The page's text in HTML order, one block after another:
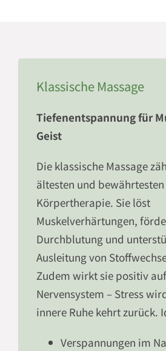
Klassische Massage
Tiefenentspannung für
Geist
Die klassische Massage
ältesten und
Körpertherapie. Sie löst
Muskelverhärtungen,
Durchblutung und
Ausleitung von
Zudem wirkt sie positiv
Nervensystem – Stress
innere Ruhe kehrt zurück.
Verspannungen im